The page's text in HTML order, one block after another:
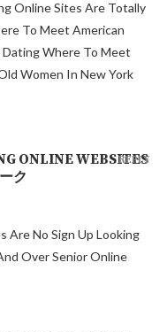
Online Sites Are Totally
To Meet American
Dating Where To Meet
Women In New York
ONLINE WEBSITES
ク
Are No Sign Up Looking
Over Senior Online
REPLY